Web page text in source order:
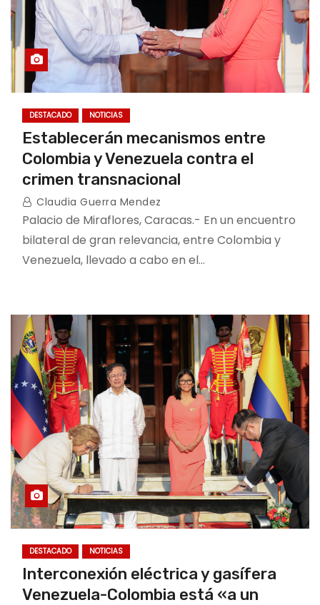
DESTACADO NOTICIAS
Establecerán mecanismos entre
Colombia y Venezuela contra el
crimen transnacional
Claudia Guerra Mendez
Palacio de Miraflores, Caracas.- En un encuentro
bilateral de gran relevancia, entre Colombia y
Venezuela, llevado a cabo en el…
DESTACADO NOTICIAS
Interconexión eléctrica y gasífera
Venezuela-Colombia está «a un